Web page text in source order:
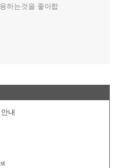
하는것을 좋아합
내